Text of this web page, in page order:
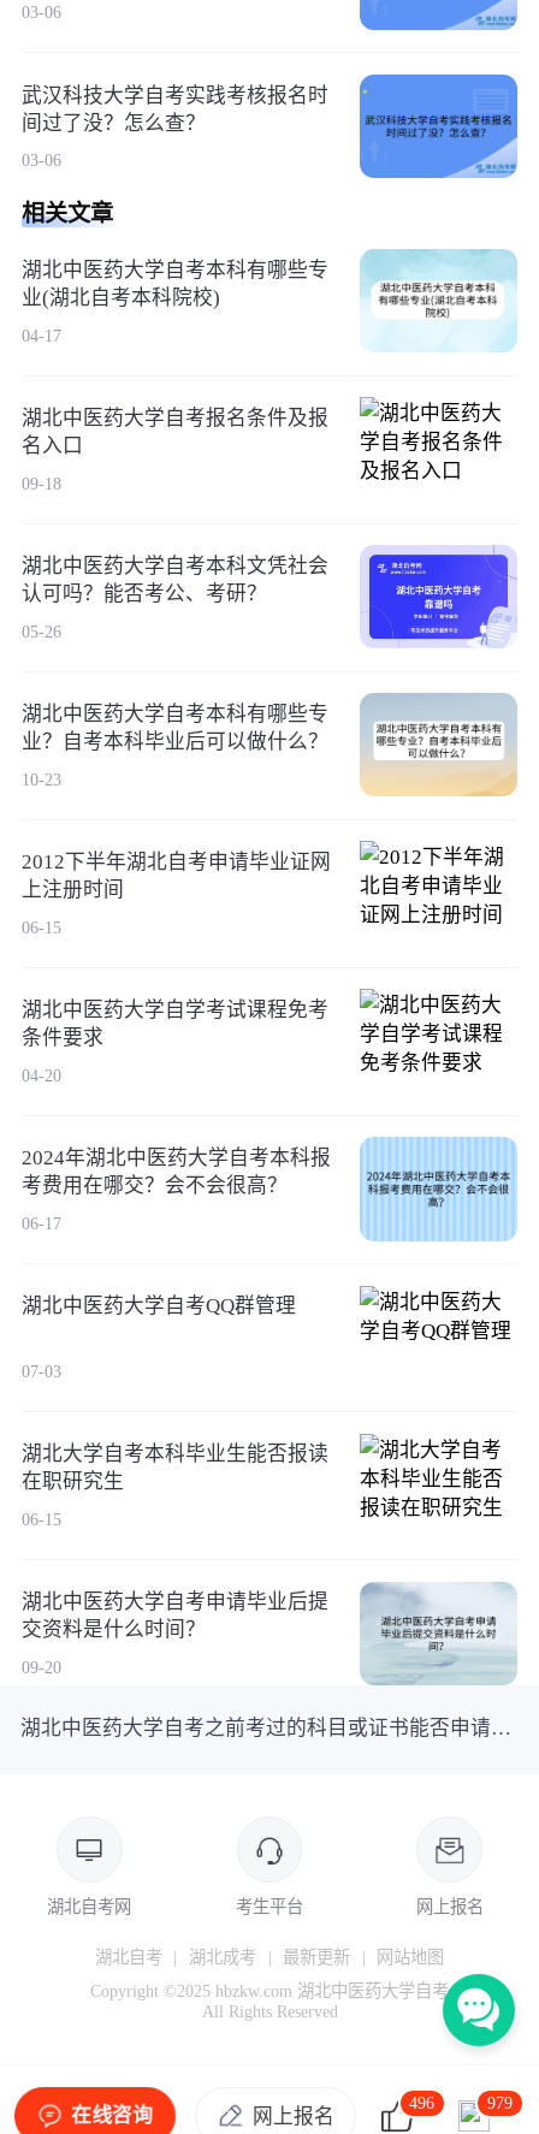
03-06
武汉科技大学自考实践考核报名时
间过了没？怎么查？
03-06
相关文章
湖北中医药大学自考本科有哪些专
业(湖北自考本科院校)
04-17
湖北中医药大学自考报名条件及报
名入口
09-18
湖北中医药大学自考本科文凭社会
认可吗？能否考公、考研？
05-26
湖北中医药大学自考本科有哪些专
业？自考本科毕业后可以做什么？
10-23
2012下半年湖北自考申请毕业证网
上注册时间
06-15
湖北中医药大学自学考试课程免考
条件要求
04-20
2024年湖北中医药大学自考本科报
考费用在哪交？会不会很高？
06-17
湖北中医药大学自考QQ群管理
07-03
湖北大学自考本科毕业生能否报读
在职研究生
06-15
湖北中医药大学自考申请毕业后提
交资料是什么时间？
09-20
湖北中医药大学自考之前考过的科目或证书能否申请免考？一文看懂！
湖北自考网 考生平台 网上报名
湖北自考 | 湖北成考 | 最新更新 |
网站地图
Copyright ©2025 hbzkw.com 湖北中医药大学自考
All Rights Reserved
在线咨询 网上报名
496 979